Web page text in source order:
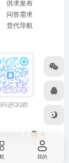
供求发布
问答需求
货代导航
进QQ群
号-1
粤
我的